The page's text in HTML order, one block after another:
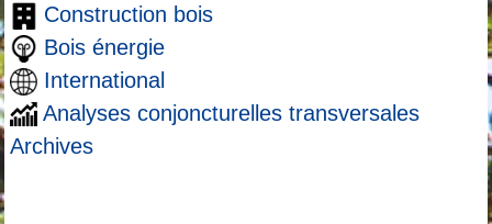
Construction bois
Bois énergie
International
Analyses conjoncturelles transversales
Archives